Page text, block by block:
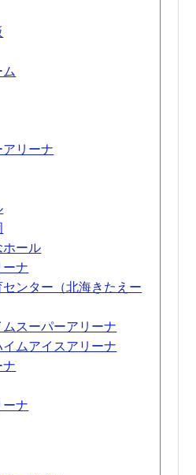
アリーナ
ホール
ーナ
ンター（北海きたえー
スーパーアリーナ
ムアイスアリーナ
ナ
ーナ